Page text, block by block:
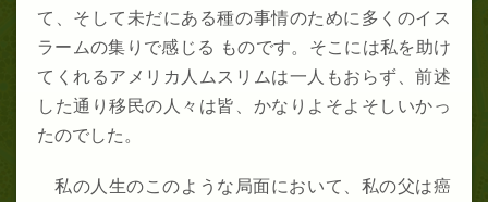
て、そして未だにある種の事情のために多くのイス
ラームの集りで感じる ものです。そこには私を助け
てくれるアメリカ人ムスリムは一人もおらず、前述
した通り移民の人々は皆、かなりよそよそしいかっ
たのでした。
私の人生のこのような局面において
、私の父は癌